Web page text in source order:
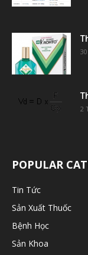
2
POPULAR
Tin Tức
Sản Xuất Thuốc
Bệnh Học
Sản Khoa